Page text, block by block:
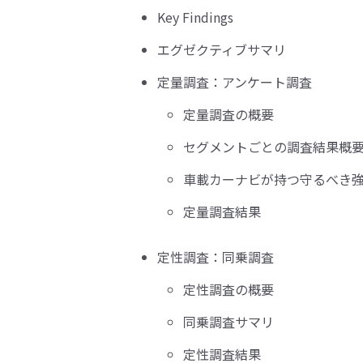
Key Findings
エグゼクティブサマリ
定量調査：アンケート調査
定量調査の概要
セグメントごとの調査結果概
車載カーナビが持つ守るべき
定量調査結果
定性調査：同乗調査
定性調査の概要
同乗調査サマリ
定性調査結果